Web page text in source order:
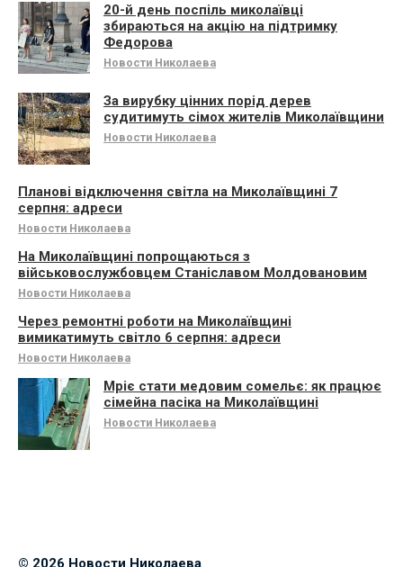
20-й день поспіль миколаївці
збираються на акцію на підтримку
Федорова
Новости Николаева
За вирубку цінних порід дерев
судитимуть сімох жителів Миколаївщини
Новости Николаева
Планові відключення світла на Миколаївщині 7
серпня: адреси
Новости Николаева
На Миколаївщині попрощаються з
військовослужбовцем Станіславом Молдовановим
Новости Николаева
Через ремонтні роботи на Миколаївщині
вимикатимуть світло 6 серпня: адреси
Новости Николаева
Мріє стати медовим сомельє: як працює
сімейна пасіка на Миколаївщині
Новости Николаева
© 2026 Новости Николаева